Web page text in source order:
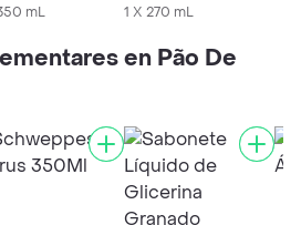
mL
1 X 270 mL
en Pão De